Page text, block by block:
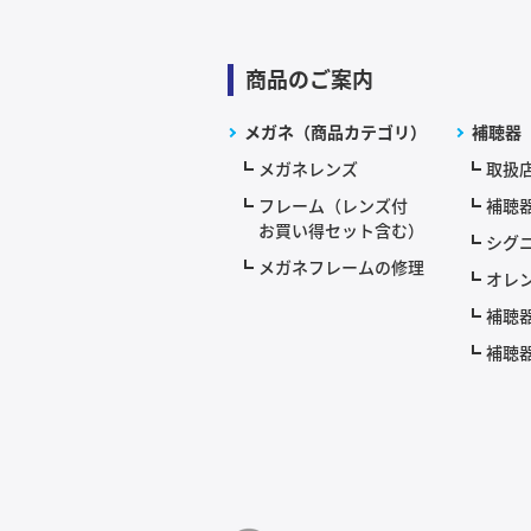
商品のご案内
メガネ（商品カテゴリ）
メガネレンズ
フレーム（レンズ付
お買い得セット含む）
メガネフレームの修理
補聴器
取扱
補聴
シグ
オレ
補聴
補聴